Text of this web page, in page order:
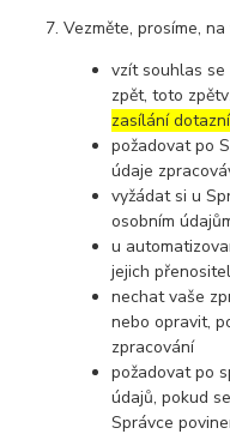
Vezměte, prosíme,
vzít souhlas
zpět, toto
zasílání
požadovat po
údaje
vyžádat si u
osobním
u
jejich
nechat vaše
nebo opravit,
zpracování
požadovat po
údajů, pokud
Správce